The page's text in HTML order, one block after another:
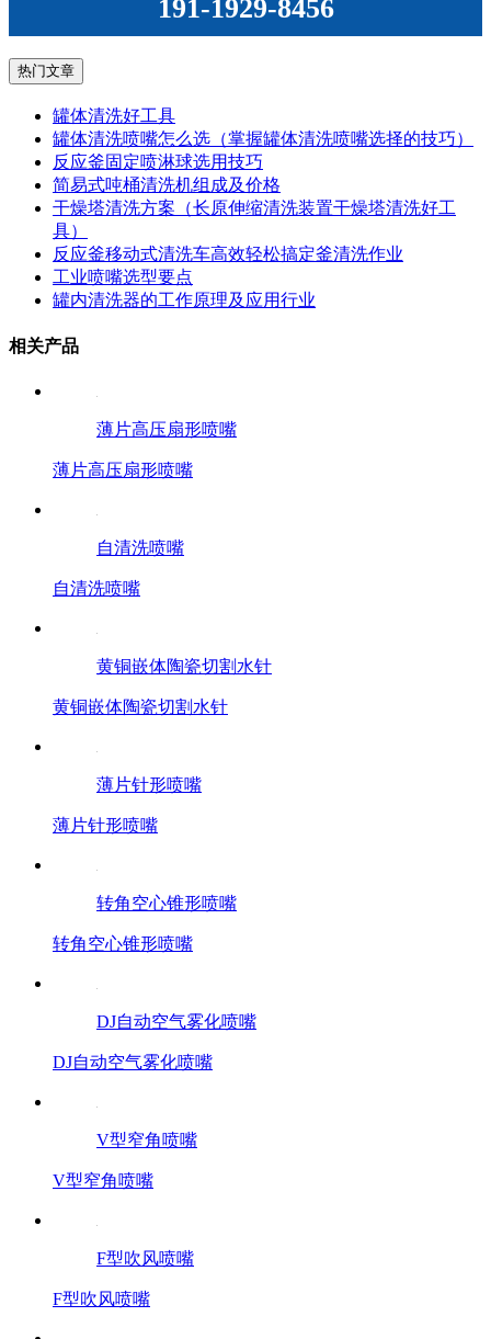
191-1929-8456
热门文章
罐体清洗好工具
罐体清洗喷嘴怎么选（掌握罐体清洗喷嘴选择的技巧）
反应釜固定喷淋球选用技巧
简易式吨桶清洗机组成及价格
干燥塔清洗方案（长原伸缩清洗装置干燥塔清洗好工
具）
反应釜移动式清洗车高效轻松搞定釜清洗作业
工业喷嘴选型要点
罐内清洗器的工作原理及应用行业
相关产品
薄片高压扇形喷嘴
薄片高压扇形喷嘴
自清洗喷嘴
自清洗喷嘴
黄铜嵌体陶瓷切割水针
黄铜嵌体陶瓷切割水针
薄片针形喷嘴
薄片针形喷嘴
转角空心锥形喷嘴
转角空心锥形喷嘴
DJ自动空气雾化喷嘴
DJ自动空气雾化喷嘴
V型窄角喷嘴
V型窄角喷嘴
F型吹风喷嘴
F型吹风喷嘴